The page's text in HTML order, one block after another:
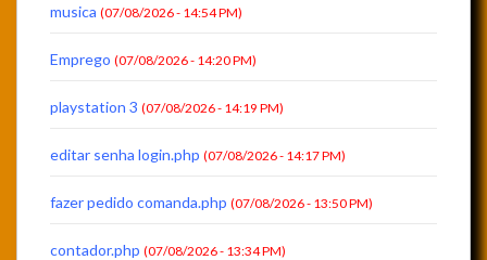
musica (07/08/2026 - 14:54 PM)
Emprego (07/08/2026 - 14:20 PM)
playstation 3 (07/08/2026 - 14:19 PM)
editar senha login.php (07/08/2026 - 14:17 PM)
fazer pedido comanda.php (07/08/2026 - 13:50 PM)
contador.php (07/08/2026 - 13:34 PM)